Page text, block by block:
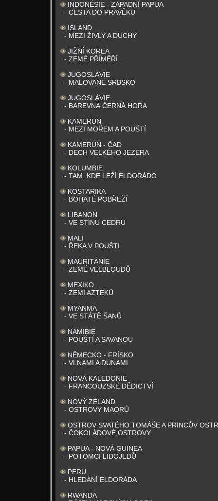
INDONÉSIE - ZÁPADNÍ PAPUA
- CESTA DO PRAVĚKU
ISLAND
- MEZI ŽIVLY A DUCHY
JIŽNÍ KOREA
- ZEMĚ PŘÍMĚŘÍ
JUGOSLÁVIE
- MALOVANÉ SRBSKO
JUGOSLÁVIE
- BAREVNÁ ČERNÁ HORA
KAMERUN
- MEZI MOŘEM A POUŠTÍ
KAMERUN - ČAD
- DECH VELKÉHO JEZERA
KOLUMBIE
- TAM, KDE LEŽÍ ELDORÁDO
KOSTARIKA
- BOHATÉ POBŘEŽÍ
LIBANON
- VE STÍNU CEDRU
MALI
- ŘEKA V POUŠTI
MAURITÁNIE
- ZEMĚ VELBLOUDŮ
MEXIKO
- ZEMÍ AZTÉKŮ
MYANMA
- VE STÁTĚ ŠANŮ
NAMIBIE
- POUŠTÍ A SAVANOU
NĚMECKO - FRÍSKO
- VLNAMI A DUNAMI
NOVÁ KALEDONIE
- FRANCOUZSKÉ DĚDICTVÍ
NOVÝ ZÉLAND
- OSTROVY MAORŮ
OSTROV SVATÉHO TOMÁŠE A PRINCŮV
- ČOKOLÁDOVÉ OSTROVY
PAPUA - NOVÁ GUINEA
- POTOMCI LIDOJEDŮ
PERU
- HLEDÁNÍ ELDORÁDA
RWANDA